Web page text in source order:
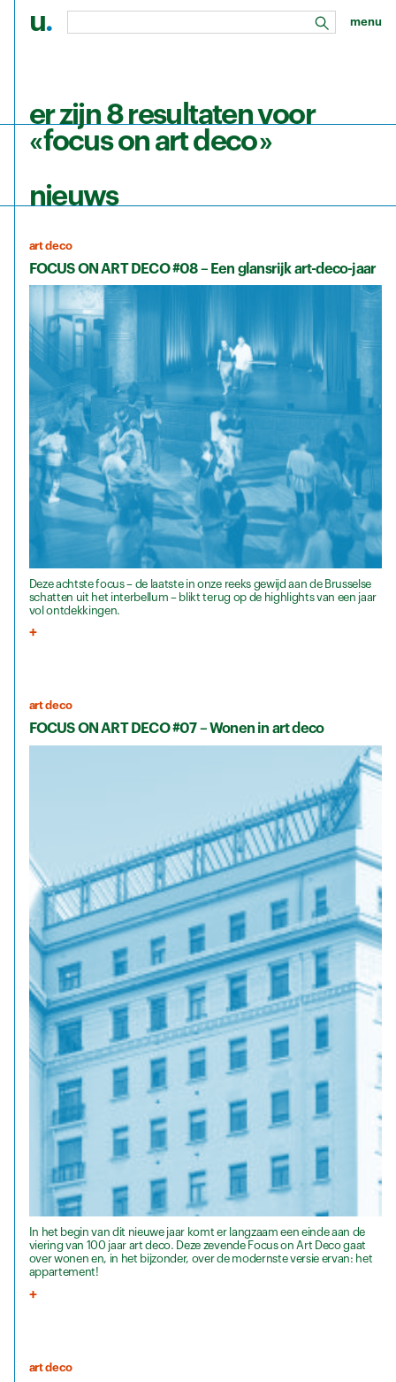
u. zoeken
menu
er zijn 8 resultaten voor
« focus on art deco »
nieuws
art deco
FOCUS ON ART DECO #08 – Een glansrijk art-deco-jaar
Deze achtste focus – de laatste in onze reeks gewijd aan de Brusselse
schatten uit het interbellum – blikt terug op de highlights van een jaar
vol ontdekkingen.
art deco
FOCUS ON ART DECO #07 – Wonen in art deco
In het begin van dit nieuwe jaar komt er langzaam een einde aan de
viering van 100 jaar art deco. Deze zevende Focus on Art Deco gaat
over wonen en, in het bijzonder, over de modernste versie ervan: het
appartement!
art deco